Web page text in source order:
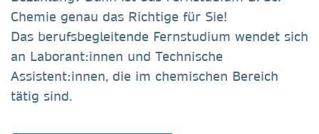
Chemie genau das Richtige für Sie!
Das berufsbegleitende Fernstudium wendet sich
an Laborant:innen und Technische
Assistent:innen, die im chemischen Bereich
tätig sind.